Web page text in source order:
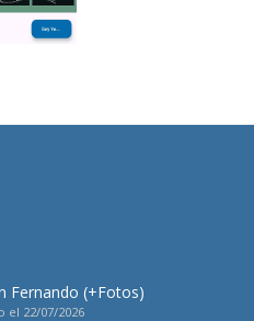
Fernando (+Fotos)
el 22/07/2026